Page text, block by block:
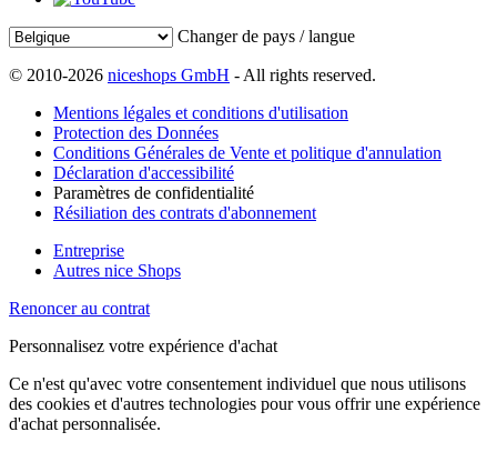
Changer de pays / langue
© 2010-2026 niceshops GmbH - All rights reserved.
Mentions légales et conditions d'utilisation
Protection des Données
Conditions Générales de Vente et politique d'annulation
Déclaration d'accessibilité
Paramètres de confidentialité
Résiliation des contrats d'abonnement
Entreprise
Autres nice Shops
Renoncer au contrat
Personnalisez votre expérience d'achat
Ce n'est qu'avec votre consentement individuel que nous utilisons
des cookies et d'autres technologies pour vous offrir une expérience
d'achat personnalisée.